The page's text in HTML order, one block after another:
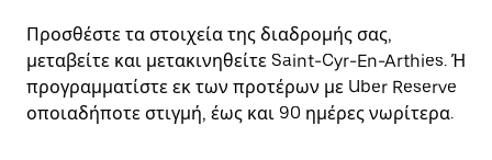
Προσθέστε τα στοιχεία της διαδρομής σας,
μεταβείτε και μετακινηθείτε Saint-Cyr-En-Arthies. Ή
προγραμματίστε εκ των προτέρων με Uber Reserve
οποιαδήποτε στιγμή, έως και 90 ημέρες νωρίτερα.